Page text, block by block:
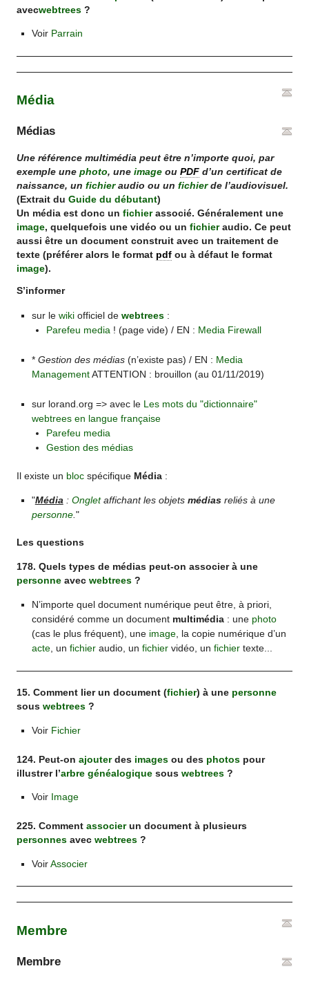
avecwebtrees ?
Voir Parrain
Média
Médias
Une référence multimédia peut être n’importe quoi, par
exemple unephoto, uneimage ouPDF d’un certificat de
naissance, unfichieraudio ou unfichierde l’audiovisuel.
(Extrait duGuide du débutant)
Un média est donc unfichierassocié. Généralement une
image, quelquefois une vidéo ou unfichieraudio. Ce peut
aussi être un document construit avec un traitement de
texte (préférer alors le format pdf ou à défaut le format
image).
S’informer
sur le wikiofficiel de webtrees:
Parefeu media ! (page vide) / EN : Media Firewall
* Gestion des médias(n’existe pas) / EN : Media
ManagementATTENTION : brouillon (au 01/11/2019)
sur lorand.org => avec le Les mots du "dictionnaire"
webtrees en langue française
Parefeu media
Gestion des médias
Il existe un bloc spécifique Média :
"Média : Ongletaffichant les objets médiasreliés à une
personne. "
Les questions
178. Quels types de médias peut-on associer à une
personne avecwebtrees ?
N’importe quel document numérique peut être, à priori,
considéré comme un document multimédia: une photo
(cas le plus fréquent), une image, la copie numérique d’un
acte, un fichieraudio, un fichiervidéo, un fichiertexte...
15. Comment lier un document (fichier) à une personne
souswebtrees ?
Voir Fichier
124. Peut-onajouterdes images ou des photos pour
illustrer l’arbre généalogique souswebtrees ?
Voir Image
225. Commentassocierun document à plusieurs
personnes avecwebtrees ?
VoirAssocier
Membre
Membre